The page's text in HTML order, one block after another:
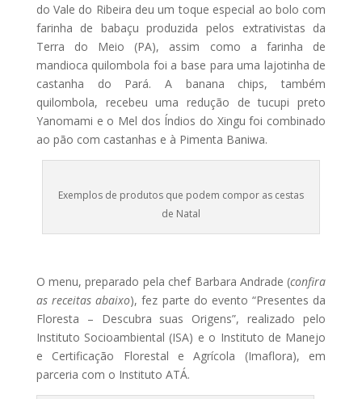
do Vale do Ribeira deu um toque especial ao bolo com
farinha de babaçu produzida pelos extrativistas da
Terra do Meio (PA), assim como a farinha de
mandioca quilombola foi a base para uma lajotinha de
castanha do Pará. A banana chips, também
quilombola, recebeu uma redução de tucupi preto
Yanomami e o Mel dos Índios do Xingu foi combinado
ao pão com castanhas e à Pimenta Baniwa.
Exemplos de produtos que podem compor as cestas
de Natal
O menu, preparado pela chef Barbara Andrade (confira
as receitas abaixo), fez parte do evento “Presentes da
Floresta – Descubra suas Origens”, realizado pelo
Instituto Socioambiental (ISA) e o Instituto de Manejo
e Certificação Florestal e Agrícola (Imaflora), em
parceria com o Instituto ATÁ.